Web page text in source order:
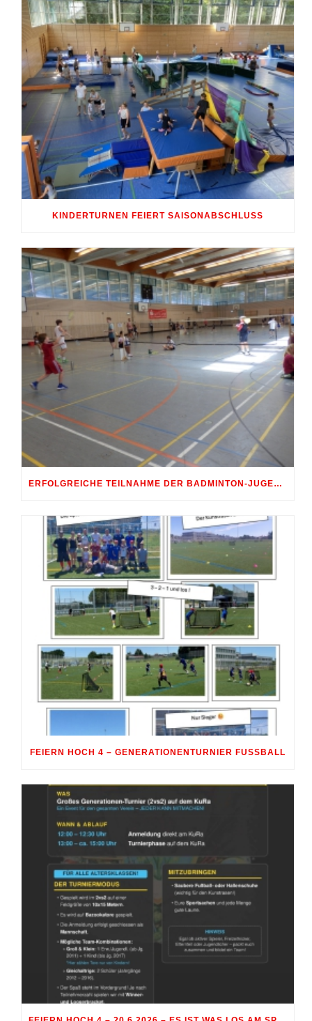
KINDERTURNEN FEIERT SAISONABSCHLUSS
ERFOLGREICHE TEILNAHME DER BADMINTON-JUGEND AM 10. SHUTTLE-CUP 2026 IN ERDWEG
FEIERN HOCH 4 – GENERATIONENTURNIER FUSSBALL